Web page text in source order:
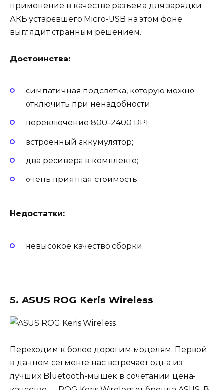
применение в качестве разъема для зарядки
АКБ устаревшего Micro-USB на этом фоне
выглядит странным решением.
Достоинства:
симпатичная подсветка, которую можно
отключить при ненадобности;
переключение 800–2400 DPI;
встроенный аккумулятор;
два ресивера в комплекте;
очень приятная стоимость.
Недостатки:
невысокое качество сборки.
5. ASUS ROG Keris Wireless
Переходим к более дорогим моделям. Первой
в данном сегменте нас встречает одна из
лучших Bluetooth-мышек в сочетании цена-